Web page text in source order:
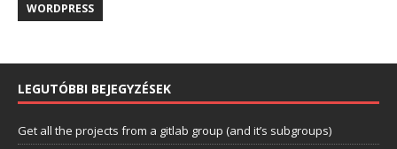
WORDPRESS
LEGUTÓBBI BEJEGYZÉSEK
Get all the projects from a gitlab group (and it’s subgroups)